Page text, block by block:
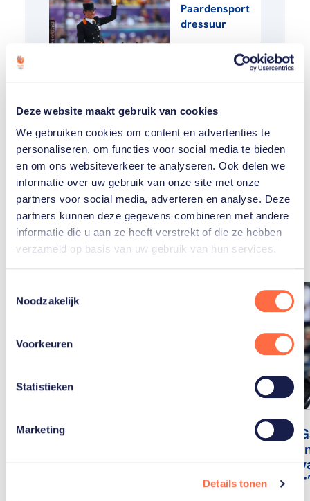
Deze website maakt gebruik van cookies
We gebruiken cookies om content en advertenties te
personaliseren, om functies voor social media te bieden
en om ons websiteverkeer te analyseren. Ook delen we
informatie over uw gebruik van onze site met onze
partners voor social media, adverteren en analyse. Deze
partners kunnen deze gegevens combineren met andere
informatie die u aan ze heeft verstrekt of die ze hebben
verzameld op basis van uw gebruik van hun services.
Noodzakelijk
Voorkeuren
Statistieken
Marketing
Details tonen
Paardensport
dressuur
Gerelateerde
artikelen
Toon alle
Dinja van Liere, de
Nederlandse
Edward
wat je
wilde,
bij